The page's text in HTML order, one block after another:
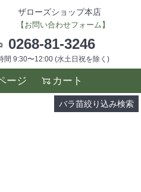
ザローズショップ本店
【お問い合わせフォーム】
0268-81-3246
間 9:30〜12:00 (水土日祝を除く)
ージ カート
バラ苗絞り込み検索